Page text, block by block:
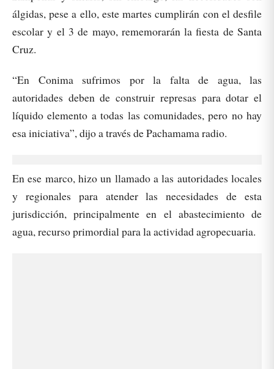
álgidas, pese a ello, este martes cumplirán con el desfile
escolar y el 3 de mayo, rememorarán la fiesta de Santa
Cruz.
“En Conima sufrimos por la falta de agua, las
autoridades deben de construir represas para dotar el
líquido elemento a todas las comunidades, pero no hay
esa iniciativa”, dijo a través de Pachamama radio.
En ese marco, hizo un llamado a las autoridades locales
y regionales para atender las necesidades de esta
jurisdicción, principalmente en el abastecimiento de
agua, recurso primordial para la actividad agropecuaria.